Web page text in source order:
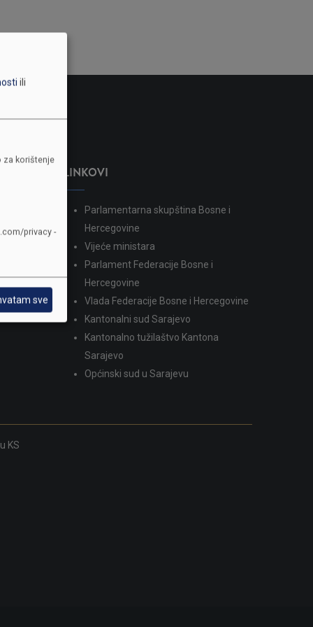
LINKOVI
Parlamentarna skupština Bosne i
Hercegovine
Vijeće ministara
Parlament Federacije Bosne i
Hercegovine
Vlada Federacije Bosne i Hercegovine
Kantonalni sud Sarajevo
Kantonalno tužilaštvo Kantona
Sarajevo
Općinski sud u Sarajevu
KS
ili
za korištenje
privacy -
sve